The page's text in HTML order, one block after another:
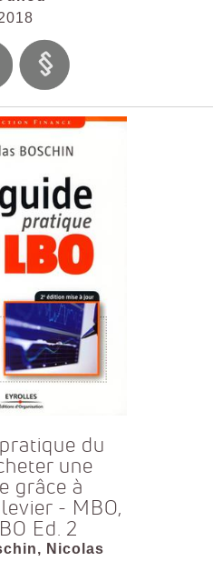
du
une
grâce à
- MBO,
Ed. 2
Nicolas